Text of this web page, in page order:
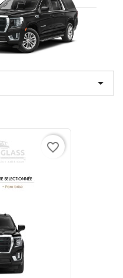

favorite_border